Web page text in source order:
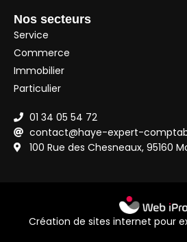
Nos secteurs
Service
Commerce
Immobilier
Particulier
01 34 05 54 72
contact@haye-expert-
100 Rue des Chesneaux, 95160
Création de sites internet pour